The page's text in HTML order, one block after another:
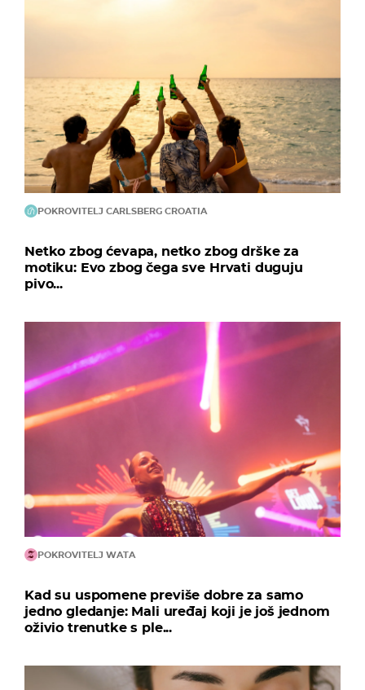
POKROVITELJ CARLSBERG CROATIA
Netko zbog ćevapa, netko zbog drške za
motiku: Evo zbog čega sve Hrvati duguju
pivo...
POKROVITELJ WATA
Kad su uspomene previše dobre za samo
jedno gledanje: Mali uređaj koji je još jednom
oživio trenutke s ple...